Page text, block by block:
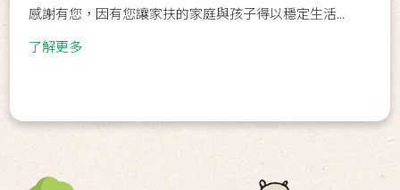
感謝有您，因有您讓家扶的家庭與孩子得以穩定生活...
了解更多